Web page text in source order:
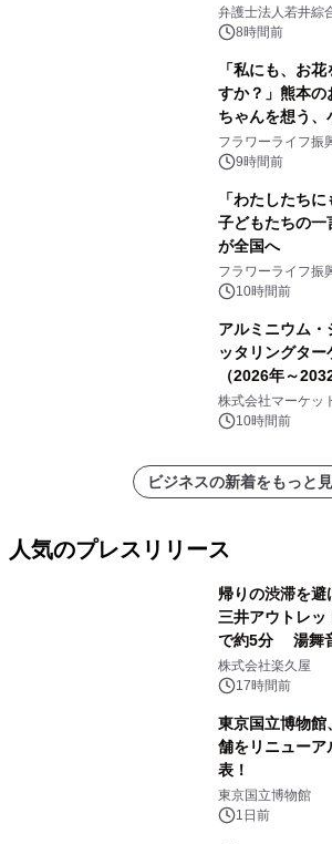
弁護士法人若井綜
8時間前
「私にも、お
すか？」熊本の
ちゃんを想う
フラワーライフ振
9時間前
「わたしたち
子どもたちの一
が全国へ
フラワーライフ振
10時間前
アルミニウム
ッタリングタ
（2026年～
（0.995、0.999
ートを発表
株式会社マーケッ
10時間前
ビジネスの新着をもっと
人気のプレスリリース
帰りの渋滞を避
三井アウトレ
で約5分 湯舞
メニューを提供
株式会社楽久屋
17時間前
東京国立博物館
舗をリニュー
表！
東京国立博物館
1日前